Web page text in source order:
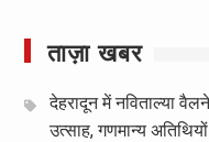
ताज़ा खबर
देहरादून में नविताल्या
उत्साह, गणमान्य